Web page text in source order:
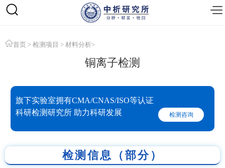
首页 > 检测项目 > 材料分析>
铜离子检测
旗下实验室拥有CMA/CNAS/ISO等认证
科研检测研究所 助力科研发展
检测咨询
检测信息（部分）